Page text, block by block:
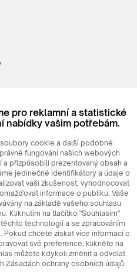
Sp. z o. o.
pro reklamní a statistické
nabídky vašim potřebám.
cookie a další podobné
fungování našich webových
přizpůsobili prezentovaný obsah a
jedinečné identifikátory a údaje o
vaši zkušenost, vyhodnocovat
informace o publiku. Vaše
na základě vašeho souhlasu
Kliknutím na tlačítko "Souhlasím"
technologií a se zpracováním
chcete získat více informací o
své preference, klikněte na
můžete kdykoli změnit a odvolat.
Zásadách ochrany osobních údajů.